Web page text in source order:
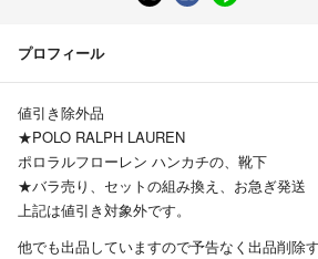
プロフィール
値引き除外品
★POLO RALPH LAUREN
ポロラルフローレン ハンカチの、靴下
★バラ売り、セットの組み換え、お急ぎ発送
上記は値引き対象外です。
他でも出品していますので予告なく出品削除